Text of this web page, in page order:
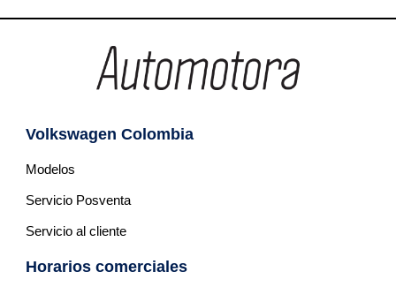
Volkswagen Colombia
Modelos
Servicio Posventa
Servicio al cliente
Horarios comerciales